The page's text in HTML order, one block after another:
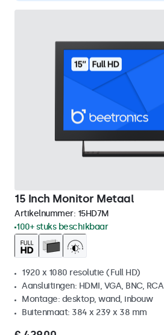
15 Inch Monitor Metaal
Artikelnummer: 15HD7M
100+ stuks beschikbaar
1920 x 1080 resolutie (Full HD)
Aansluitingen: HDMI, VGA, BNC, RCA
Montage: desktop, wand, inbouw
Buitenmaat: 384 x 239 x 38 mm